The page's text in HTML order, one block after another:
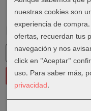
Marcas
nuestras cookies son
experiencia de
ofertas, recuerdan tus
navegación y nos
click en "Aceptar"
uso. Para saber más,
privacidad.